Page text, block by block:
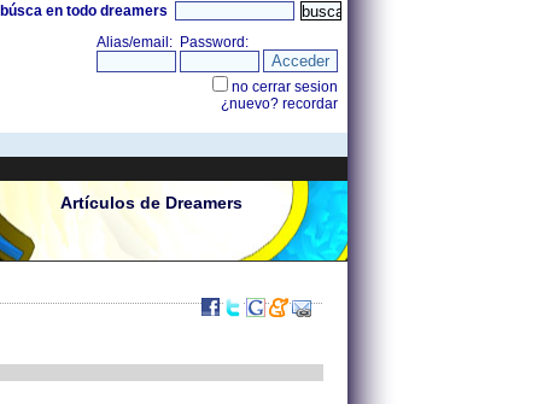
búsca en todo dreamers
Artículos de Dreamers